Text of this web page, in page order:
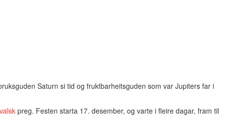
Saturn si tid og fruktbarheitsguden som var Jupiters far i
preg. Festen starta 17. desember, og varte i fleire dagar, fram til